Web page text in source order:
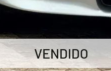
VENDIDO